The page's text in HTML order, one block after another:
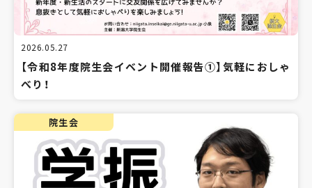
2026.05.27
【令和8年度院生会イベント開催報告①】気軽におしゃ
べり！
院生会